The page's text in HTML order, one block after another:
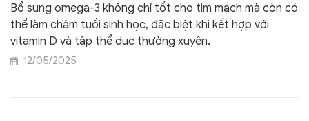
Bổ sung omega-3 không chỉ tốt cho tim mạch mà còn có
thể làm chậm tuổi sinh học, đặc biệt khi kết hợp với
vitamin D và tập thể dục thường xuyên.
12/05/2025